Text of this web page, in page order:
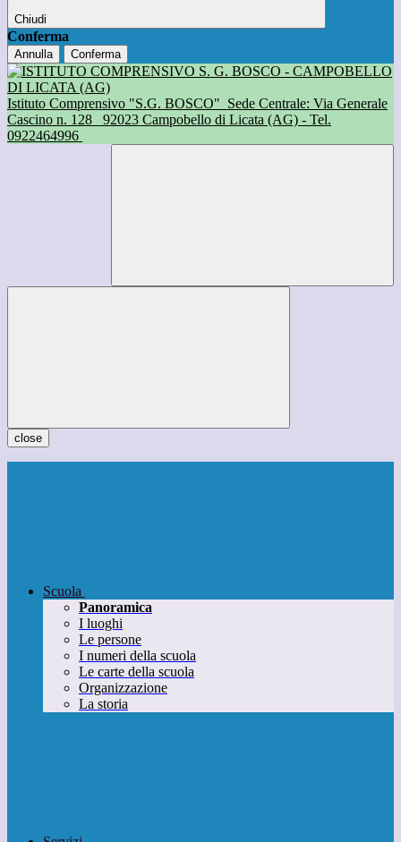
Chiudi
Conferma
Annulla Conferma
Istituto Comprensivo "S.G. BOSCO" Sede Centrale: Via Generale
Cascino n. 128
92023 Campobello di Licata (AG) - Tel.
0922464996
close
Scuola
Panoramica
I luoghi
Le persone
I numeri della scuola
Le carte della scuola
Organizzazione
La storia